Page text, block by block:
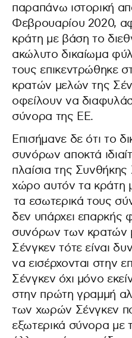
παραπάνω ιστορική
Φεβρουαρίου 2020,
κράτη με βάση το
ακώλυτο δικαίωμα
τους επικεντρώθηκε
κρατών μελών της
οφείλουν να
σύνορα της ΕΕ.
Επισήμανε δε ότι το
συνόρων αποκτά
πλαίσια της
χώρο αυτόν τα κράτη
τα εσωτερικά τους
δεν υπάρχει επαρκής
συνόρων των κρατών
Σένγκεν τότε είναι
να εισέρχονται στην
Σένγκεν όχι μόνο
στην πρώτη γραμμή
των χωρών Σένγκεν
εξωτερικά σύνορα με